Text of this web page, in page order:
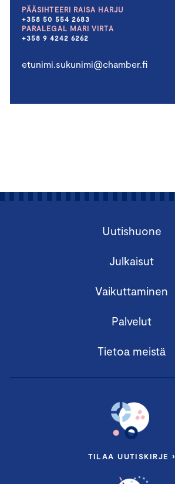
PÄÄSIHTEERI RAISA HARJU
+358 50 554 2683
PARALEGAL MARI VIRTA
+358 9 4242 6262
etunimi.sukunimi@chamber.fi
Uutishuone
Julkaisut
Vaikuttaminen
Palvelut
Tietoa meistä
TILAA UUTISKIRJE ›